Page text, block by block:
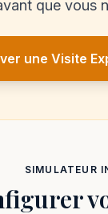
que vous
une Visite
SIMULATEUR